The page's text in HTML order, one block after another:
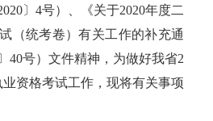
〕 4号）、《关于2020年度二
（统考卷）有关工作的补充通
40号）文件精神，为做好我省2
资格考试工作，现将有关事项